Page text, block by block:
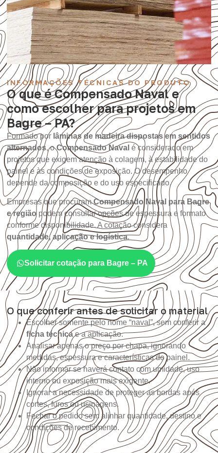
INFORMAÇÕES TÉCNICAS DO PRODUTO
O que é Compensado Naval e
como escolher para projetos em
Bagre – PA?
Formado por lâminas de madeira dispostas em sentidos
alternados, oCompensado Naval é considerado em
projetos que exigem atenção à colagem, à estabilidade do
painel e às condições de exposição. O desempenho
depende da composição e do uso especificado.
Empresas que procuramCompensado Naval para Bagre
e regiãopodem consultar opções de espessura e formato
conforme disponibilidade. A cotação considera
quantidade, aplicação e logística.
Solicitar cotação para Bagre – PA
O que conferir antes de solicitar o material
Escolher somente pelo nome “naval”, sem conferir a
ficha técnicae a aplicação.
Analisar apenas o preço por chapa, ignorando
medidas, espessura e características do painel.
Não informar se haverá contato com umidade, uso
interno ou exposição mais exigente.
Ignorar a necessidade de proteger as bordas após
cortes, furos ou usinagens.
Fechar o pedido sem alinhar quantidade, destino e
condições de recebimento.